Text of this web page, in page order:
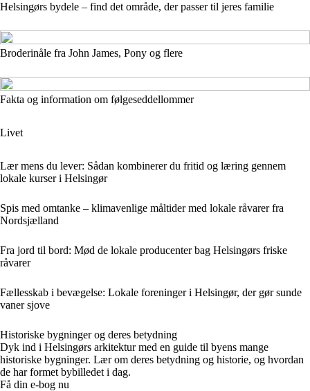
Helsingørs bydele – find det område, der passer til jeres familie
Broderinåle fra John James, Pony og flere
Fakta og information om følgeseddellommer
Livet
Lær mens du lever: Sådan kombinerer du fritid og læring gennem
lokale kurser i Helsingør
Spis med omtanke – klimavenlige måltider med lokale råvarer fra
Nordsjælland
Fra jord til bord: Mød de lokale producenter bag Helsingørs friske
råvarer
Fællesskab i bevægelse: Lokale foreninger i Helsingør, der gør sunde
vaner sjove
Historiske bygninger og deres betydning
Dyk ind i Helsingørs arkitektur med en guide til byens mange
historiske bygninger. Lær om deres betydning og historie, og hvordan
de har formet bybilledet i dag.
Få din e-bog nu